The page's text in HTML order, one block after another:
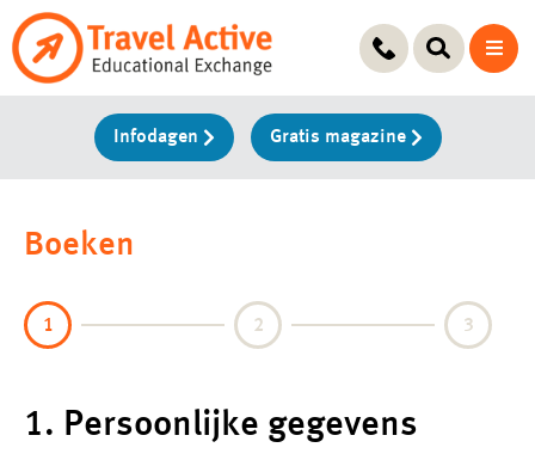
Ga
naar
Infodagen Gratis magazine
Boeken
1 2 3
1. Persoonlijke gegevens